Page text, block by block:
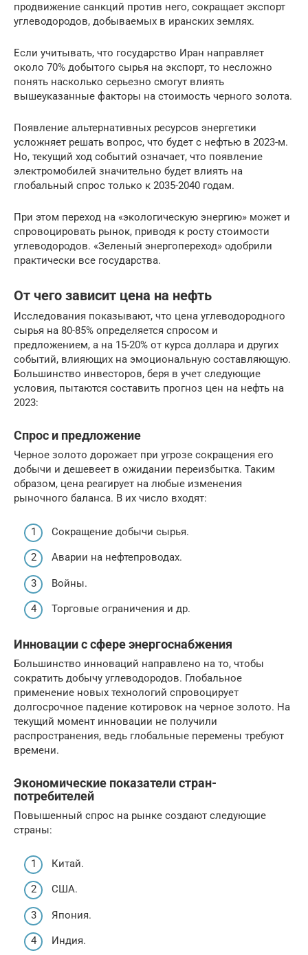
продвижение санкций против него, сокращает экспорт
углеводородов, добываемых в иранских землях.
Если учитывать, что государство Иран направляет
около 70% добытого сырья на экспорт, то несложно
понять насколько серьезно смогут влиять
вышеуказанные факторы на стоимость черного золота.
Появление альтернативных ресурсов энергетики
усложняет решать вопрос, что будет с нефтью в 2023-м.
Но, текущий ход событий означает, что появление
электромобилей значительно будет влиять на
глобальный спрос только к 2035-2040 годам.
При этом переход на «экологическую энергию» может и
спровоцировать рынок, приводя к росту стоимости
углеводородов. «Зеленый энергопереход» одобрили
практически все государства.
От чего зависит цена на нефть
Исследования показывают, что цена углеводородного
сырья на 80-85% определяется спросом и
предложением, а на 15-20% от курса доллара и других
событий, влияющих на эмоциональную составляющую.
Большинство инвесторов, беря в учет следующие
условия, пытаются составить прогноз цен на нефть на
2023:
Спрос и предложение
Черное золото дорожает при угрозе сокращения его
добычи и дешевеет в ожидании переизбытка. Таким
образом, цена реагирует на любые изменения
рыночного баланса. В их число входят:
Сокращение добычи сырья.
Аварии на нефтепроводах.
Войны.
Торговые ограничения и др.
Инновации с сфере энергоснабжения
Большинство инноваций направлено на то, чтобы
сократить добычу углеводородов. Глобальное
применение новых технологий спровоцирует
долгосрочное падение котировок на черное золото. На
текущий момент инновации не получили
распространения, ведь глобальные перемены требуют
времени.
Экономические показатели стран-
потребителей
Повышенный спрос на рынке создают следующие
страны:
Китай.
США.
Япония.
Индия.